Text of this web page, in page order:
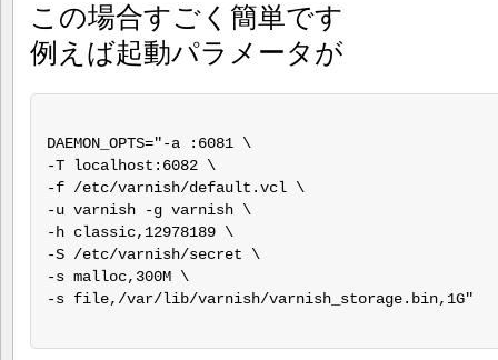
この場合すごく簡単です
例えば起動パラメータが
DAEMON_OPTS="-a :6081 \
-T localhost:6082 \
-f /etc/varnish/default.vcl \
-u varnish -g varnish \
-h classic,12978189 \
-S /etc/varnish/secret \
-s malloc,300M \
-s file,/var/lib/varnish/varnish_storage.bin,1G"